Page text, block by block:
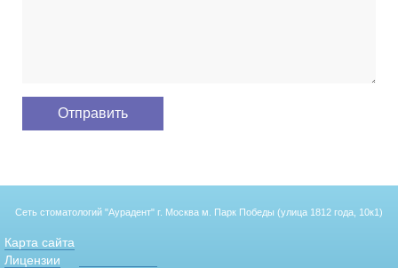
Сеть стоматологий "Аурадент" г. Москва м. Парк Победы (улица 1812 года, 10к1)
Карта сайта
Лицензии